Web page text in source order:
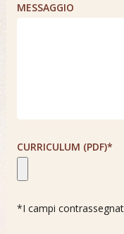
MESSAGGIO
CURRICULUM (PDF)*
*I campi